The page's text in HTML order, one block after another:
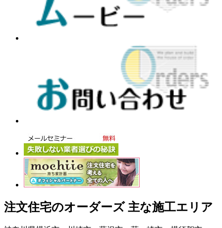
注文住宅のオーダーズ 主な施工エリア